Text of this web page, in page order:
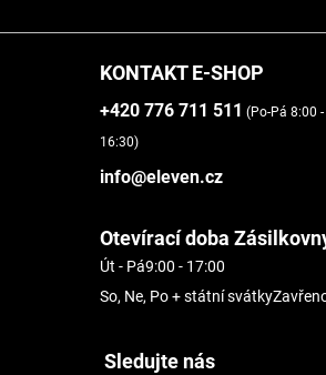
KONTAKT E-SHOP
+420 776 711 511 (Po-Pá 8:00 -
16:30)
info@eleven.cz
Otevírací doba
Út - Pá9:00 - 17:00
So, Ne, Po + státní svátky
Sledujte nás